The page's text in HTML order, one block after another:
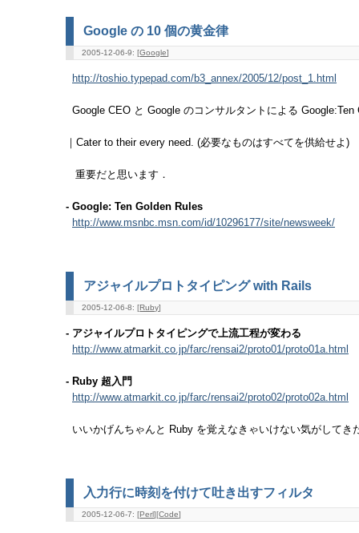
Google の 10 個の黄金律
2005-12-06-9: [Google]
http://toshio.typepad.com/b3_annex/2005/12/post_1.html
Google CEO と Google のコンサルタントによる Google:Ten
｜Cater to their every need. (必要なものはすべてを供給せよ)
重要だと思います．
- Google: Ten Golden Rules
http://www.msnbc.msn.com/id/10296177/site/newsweek/
アジャイルプロトタイピング with Rails
2005-12-06-8: [Ruby]
- アジャイルプロトタイピングで上流工程が変わる
http://www.atmarkit.co.jp/farc/rensai2/proto01/proto01a.html
- Ruby 超入門
http://www.atmarkit.co.jp/farc/rensai2/proto02/proto02a.html
いいかげんちゃんと Ruby を覚えなきゃいけない気がしてき
入力行に時刻を付けて吐き出すフィルタ
2005-12-06-7: [Perl][Code]